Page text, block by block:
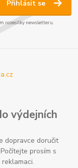
Přihlásit se
rozesílky newsletteru.
výdejních
dopravce doručit
prosím s